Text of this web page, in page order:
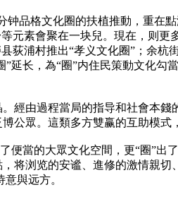
品格文化圈的扶植推動，重在
元素會聚在一块兒。現在，则
浦村推出“孝义文化圈”；余杭
延长，為“圈”内住民策動文化
經由過程當局的指导和社會本
公眾。這類多方雙赢的互助模式
便當的大眾文化空間，更“圈”
将浏览的安谧、進修的激情親
與远方。